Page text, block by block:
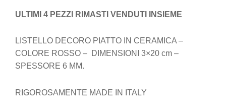
ULTIMI 4 PEZZI RIMASTI VENDUTI INSIEME
LISTELLO DECORO PIATTO IN CERAMICA –
COLORE ROSSO – DIMENSIONI 3×20 cm –
SPESSORE 6 MM.
RIGOROSAMENTE MADE IN ITALY